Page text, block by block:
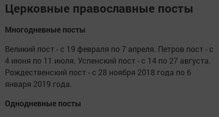
Церковные православные посты
Многодневные посты
Великий пост - с 19 февраля по 7 апреля. Петров пост - с
4 июня по 11 июля. Успенский пост - с 14 по 27 августа.
Рождественский пост - с 28 ноября 2018 года по 6
января 2019 года.
Однодневные посты